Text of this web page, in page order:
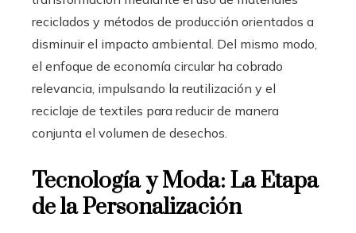
reciclados y métodos de producción orientados a
disminuir el impacto ambiental. Del mismo modo,
el enfoque de economía circular ha cobrado
relevancia, impulsando la reutilización y el
reciclaje de textiles para reducir de manera
conjunta el volumen de desechos.
Tecnología y Moda: La Etapa
de la Personalización